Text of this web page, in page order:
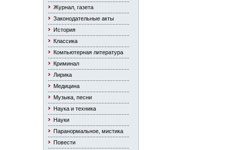
Журнал, газета
Законодательные акты
История
Классика
Компьютерная литература
Криминал
Лирика
Медицина
Музыка, песни
Наука и техника
Науки
Паранормальное, мистика
Повести